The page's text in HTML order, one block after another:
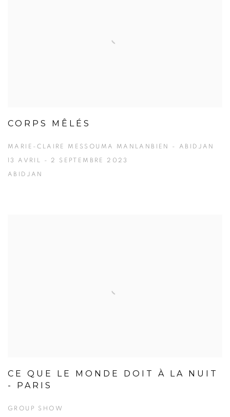
CORPS MÊLÉS
MARIE-CLAIRE MESSOUMA MANLANBIEN - ABIDJAN
13 AVRIL - 2 SEPTEMBRE 2023
ABIDJAN
CE QUE LE MONDE DOIT À LA NUIT
- PARIS
GROUP SHOW